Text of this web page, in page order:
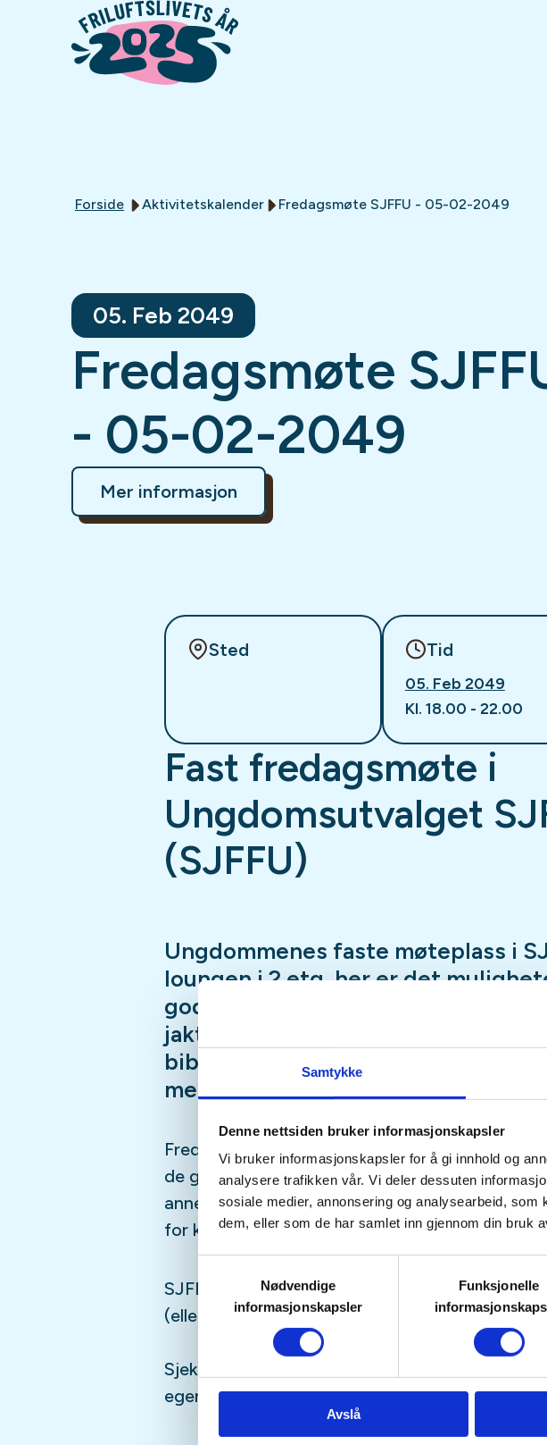
Samtykke
Denne nettsiden bruker informasjonskapsler
Vi bruker informasjonskapsler for å gi innhold og
analysere trafikken vår. Vi deler dessuten
sosiale medier, annonsering og analysearbeid,
dem, eller som de har samlet inn gjennom din bruk
Nødvendige
informasjonskapsler
Funksjonelle
Avslå
Forside Aktivitetskalender Fredagsmøte SJFFU - 05-02-2049
05. Feb 2049
Fredagsmøte
- 05-02-2049
Mer informasjon
Sted Tid
05. Feb 2049
Kl. 18.00 - 22.00
Fast fredagsmøte i
Ungdomsutvalget
(SJFFU)
Ungdommenes faste møteplass i
loungen i 2.etg, her er det
god prat i godt selskap,
jaktsimulator, biljard, en tur innom
bibliotek, Podcast-innspilling og
mer
Fredagsmøtene er fast, hver fredag hele året
de gangene vi er borte på fisketurer,
annet moro, følg med i aktivitetskalender og på
for kommende aktiviteter!
SJFFUNGs arrangementer er rusfrie, og er for
(eller har lyst til å bli)barn/ungdomsmedlem
Sjekk gjerne ut
egen
podcastpå din favoritt-